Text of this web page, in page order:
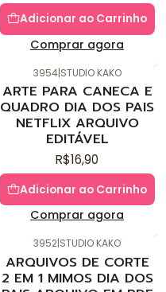
Adicionar ao Carrinho
Comprar agora
3954|STUDIO KAKO
ARTE PARA CANECA E
QUADRO DIA DOS PAIS
NETFLIX ARQUIVO
EDITÁVEL
R$16,90
Adicionar ao Carrinho
Comprar agora
3952|STUDIO KAKO
ARQUIVOS DE CORTE
2 EM 1 MIMOS DIA DOS